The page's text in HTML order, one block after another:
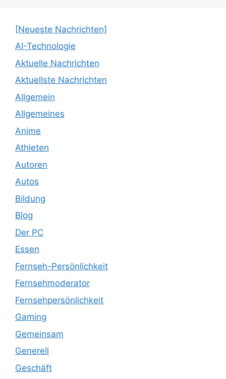
[Neueste Nachrichten]
AI-Technologie
Aktuelle Nachrichten
Aktuellste Nachrichten
Allgemein
Allgemeines
Anime
Athleten
Autoren
Autos
Bildung
Blog
Der PC
Essen
Fernseh-Persönlichkeit
Fernsehmoderator
Fernsehpersönlichkeit
Gaming
Gemeinsam
Generell
Geschäft